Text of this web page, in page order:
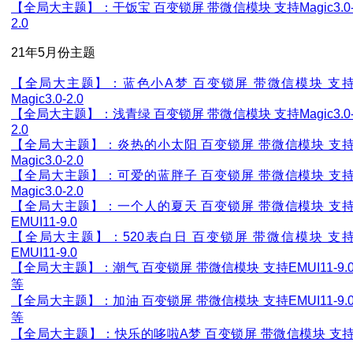
【全局大主题】：干饭宝 百变锁屏 带微信模块 支持
2.0
21年5月份主题
【全局大主题】：蓝色小A梦 百变锁屏 带微信模块 支
Magic3.0-2.0
【全局大主题】：浅青绿 百变锁屏 带微信模块 支持
2.0
【全局大主题】：炎热的小太阳 百变锁屏 带微信模块 支
Magic3.0-2.0
【全局大主题】：可爱的蓝胖子 百变锁屏 带微信模块 支
Magic3.0-2.0
【全局大主题】：一个人的夏天 百变锁屏 带微信模块 支
EMUI11-9.0
【全局大主题】：520表白日 百变锁屏 带微信模块 支
EMUI11-9.0
【全局大主题】：潮气 百变锁屏 带微信模块 支持EMUI11-
等
【全局大主题】：加油 百变锁屏 带微信模块 支持EMUI11-
等
【全局大主题】：快乐的哆啦A梦 百变锁屏 带微信模块 支